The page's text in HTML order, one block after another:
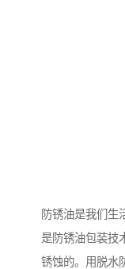
防锈油是我们生
是防锈油包装技
锈蚀的。用脱水